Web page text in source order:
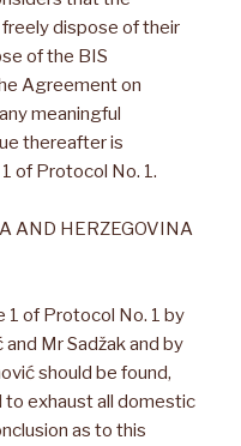
dispose of their
of the BIS
Agreement on
meaningful
thereafter is
of Protocol No. 1.
AND HERZEGOVINA
1 of Protocol No. 1 by
Mr Sadžak and by
should be found,
to exhaust all domestic
as to this